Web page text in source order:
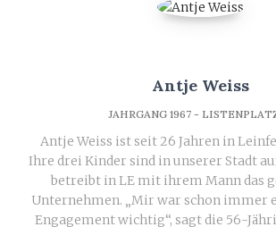
Antje Weiss
JAHRGANG 1967 -
Antje Weiss ist seit 26 Jahren in
Ihre drei Kinder sind in unserer Stadt
betreibt in LE mit ihrem Mann das
Unternehmen. „Mir war schon immer
Engagement wichtig“, sagt die 56-